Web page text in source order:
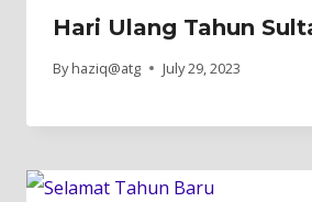
Hari Ulang Tahun
By haziq@atg July 29, 2023